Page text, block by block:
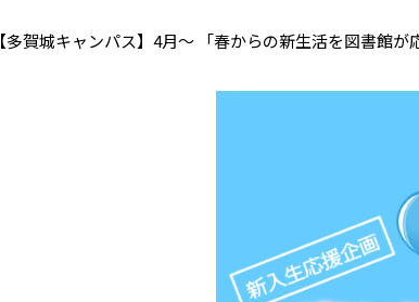
【多賀城キャンパス】4月～ 「春からの新生活を図書館が